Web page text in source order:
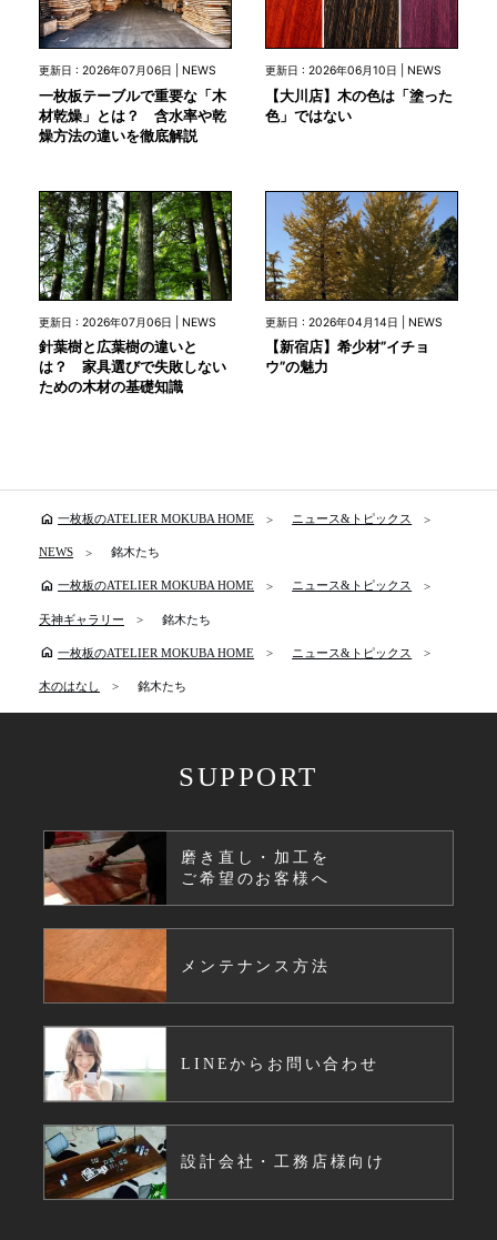
更新日 : 2026年07月06日 | NEWS
一枚板テーブルで重要な「木
材乾燥」とは？ 含水率や乾
燥方法の違いを徹底解説
更新日 : 2026年06月10日 | NEWS
【大川店】木の色は「塗った
色」ではない
更新日 : 2026年07月06日 | NEWS
針葉樹と広葉樹の違いと
は？ 家具選びで失敗しない
ための木材の基礎知識
更新日 : 2026年04月14日 | NEWS
【新宿店】希少材”イチョ
ウ”の魅力
home 一枚板のATELIER MOKUBA HOME ニュース&トピックス
NEWS 銘木たち
home 一枚板のATELIER MOKUBA HOME ニュース&トピックス
天神ギャラリー 銘木たち
home 一枚板のATELIER MOKUBA HOME ニュース&トピックス
木のはなし 銘木たち
SUPPORT
磨き直し・加工を
ご希望のお客様へ
メンテナンス方法
LINEからお問い合わせ
設計会社・工務店様向け